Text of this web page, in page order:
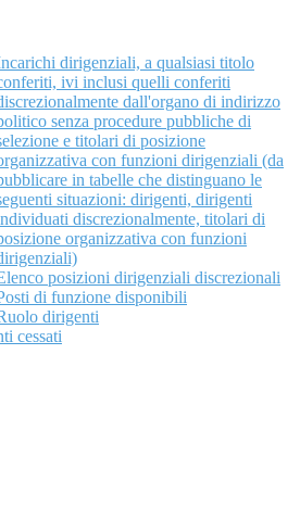
dirigenziali, a qualsiasi titolo
ivi inclusi quelli conferiti
dall'organo di indirizzo
senza procedure pubbliche di
e titolari di posizione
con funzioni dirigenziali (da
in tabelle che distinguano le
situazioni: dirigenti, dirigenti
discrezionalmente, titolari di
organizzativa con funzioni
posizioni dirigenziali discrezionali
di funzione disponibili
dirigenti
cessati